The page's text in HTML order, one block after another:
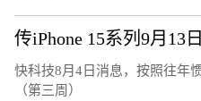
快科技8月4日消息，按照往年
（第三周）